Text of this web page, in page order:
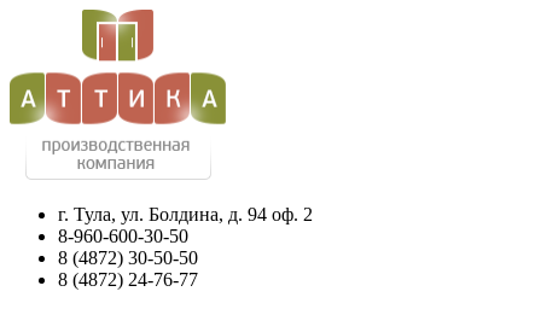
г. Тула, ул. Болдина, д. 94 оф. 2
8-960-600-30-50
8 (4872) 30-50-50
8 (4872) 24-76-77